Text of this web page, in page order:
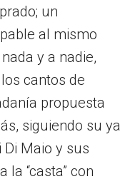
un
al mismo
y a nadie,
cantos de
propuesta
siguiendo su ya
Maio y sus
la “casta” con